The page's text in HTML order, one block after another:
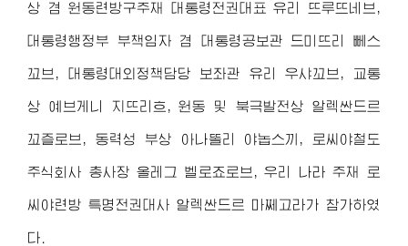
상 겸 원동련방구주재 대통령전권대표 유리 뜨루뜨네브,
대통령행정부 부책임자 겸 대통령공보관 드미뜨리 뻬스
꼬브, 대통령대외정책담당 보좌관 유리 우샤꼬브, 교통
상 예브게니 지뜨리흐, 원동 및 북극발전상 알렉싼드르
꼬즐로브, 동력성 부상 아나똘리 야놉스끼, 로씨야철도
주식회사 총사장 올레그 벨로죠로브, 우리 나라 주재 로
씨야련방 특명전권대사 알렉싼드르 마쩨고라가 참가하였
다.